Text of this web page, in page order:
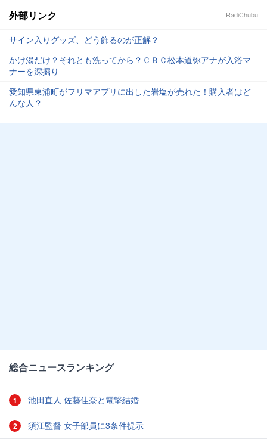
外部リンク RadiChubu
サイン入りグッズ、どう飾るのが正解？
かけ湯だけ？それとも洗ってから？ＣＢＣ松本道弥アナが入浴マ
ナーを深掘り
愛知県東浦町がフリマアプリに出した岩塩が売れた！購入者はど
んな人？
総合ニュースランキング
1 池田直人 佐藤佳奈と電撃結婚
2 須江監督 女子部員に3条件提示